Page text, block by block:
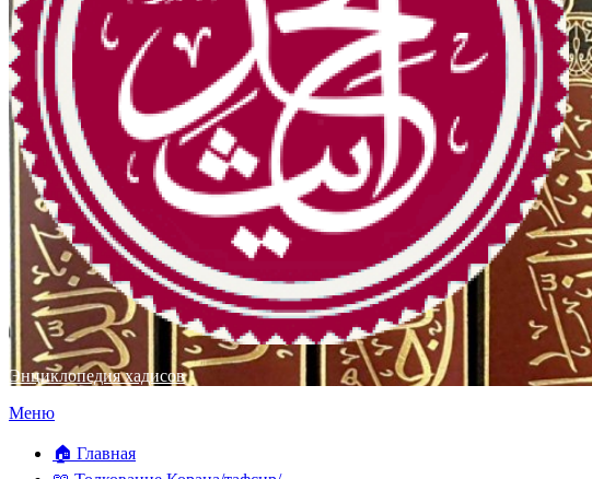
Энциклопедия хадисов
Перейти
содержимому
Меню
🏠 Главная